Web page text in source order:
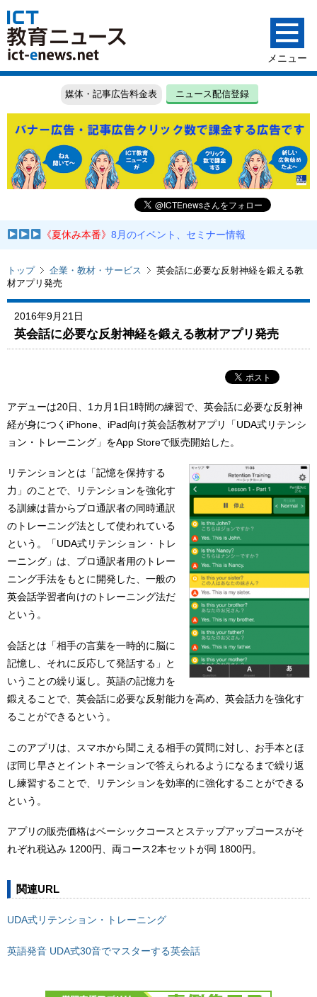
媒体・記事広告料金表 ニュース配信登録
《夏休み本番》8月のイベント、セミナー情報
トップ 企業・教材・サービス
英会話に必要な反射神経を鍛える教
材アプリ発売
2016年9月21日
英会話に必要な反射神経を鍛える教材アプリ発売
アデューは20日、1カ月1日1時間の練習で、英会話に必要な反射神
経が身につくiPhone、iPad向け英会話教材アプリ「UDA式リテンシ
ョン・トレーニング」をApp Storeで販売開始した。
リテンションとは「記憶を保持する
力」のことで、リテンションを強化す
る訓練は昔からプロ通訳者の同時通訳
のトレーニング法として使われている
という。「UDA式リテンション・トレ
ーニング」は、プロ通訳者用のトレー
ニング手法をもとに開発した、一般の
英会話学習者向けのトレーニング法だ
という。
会話とは「相手の言葉を一時的に脳に
記憶し、それに反応して発話する」と
いうことの繰り返し。英語の記憶力を
鍛えることで、英会話に必要な反射能力を高め、英会話力を強化す
ることができるという。
このアプリは、スマホから聞こえる相手の質問に対し、お手本とほ
ぼ同じ早さとイントネーションで答えられるようになるまで繰り返
し練習することで、リテンションを効率的に強化することができる
という。
アプリの販売価格はベーシックコースとステップアップコースがそ
れぞれ税込み 1200円、両コース2本セットが同 1800円。
関連URL
UDA式リテンション・トレーニング
英語発音 UDA式30音でマスターする英会話